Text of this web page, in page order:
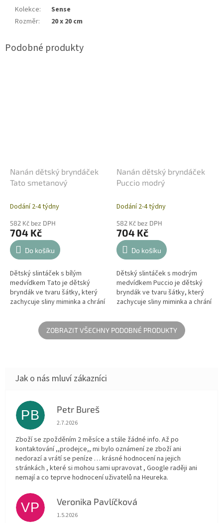
Kolekce:
Sense
Rozměr: 20 x 20 cm
Nanán dětský bryndáček
Tato smetanový
Dodání 2-4 týdny
582 Kč bez DPH
704 Kč
Do košíku
Dětský slintáček s bílým
medvídkem Tato je dětský
bryndák ve tvaru šátky, který
zachycuje sliny miminka a chrání
znečištěním. Dětský bryndák
bude skvělým dárkem k...
Nanán dětský bryndáček
Puccio modrý
Dodání 2-4 týdny
582 Kč bez DPH
704 Kč
Do košíku
Dětský slintáček s modrým
medvídkem Puccio je dětský
bryndák ve tvaru šátky, který
zachycuje sliny miminka a chrání
znečištěním. Dětský bryndák
bude skvělým...
ZOBRAZIT VŠECHNY PODOBNÉ PRODUKTY
PB Petr Bureš
Hodnocení obchodu je 1 z 5 hvězdiček.
2.7.2026
Zboží se zpožděním 2 měsíce a stále žádné info. Až po
kontaktování ,,prodejce,, mi bylo oznámení ze zboží ani
nedorazí a vrátí se peníze … krásné hodnocení na jejich
stránkách , které si mohou sami upravovat , Google raději ani
nemají a co teprve hodnocení uživatelů na Heureka.
VP Veronika Pavlíčková
Hodnocení obchodu je 5 z 5 hvězdiček.
1.5.2026